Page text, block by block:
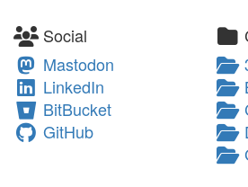
Social
Mastodon
LinkedIn
BitBucket
GitHub